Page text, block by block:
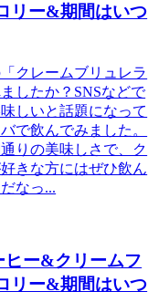
リー&期間はいつ
クレームブリュレラ
したか？SNSなどで
しいと話題になって
で飲んでみました。
りの美味しさで、ク
きな方にはぜひ飲ん
なっ...
ヒー&クリームフ
リー&期間はいつ